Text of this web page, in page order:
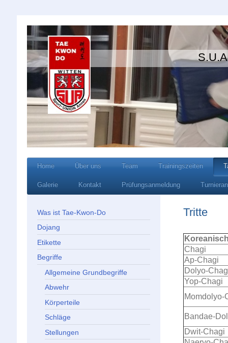
S.U.A
Home Über uns Team Trainingszeiten
Galerie Kontakt Prüfungsanmeldung
Tritte
Chagi
Ap-Chagi
Dolyo-
Yop-Chagi
Momdolyo-
Bandae-
Dwit-Chagi
Was ist Tae-Kwon-Do
Dojang
Etikette
Begriffe
Allgemeine Grundbegriffe
Abwehr
Körperteile
Schläge
Stellungen